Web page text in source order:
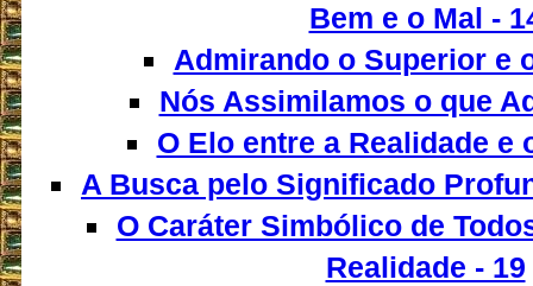
Bem e o Mal -
Admirando o Superior e
Nós Assimilamos o que
O Elo entre a Realidade e
A Busca pelo Significado
O Caráter Simbólico de
Realidade - 19